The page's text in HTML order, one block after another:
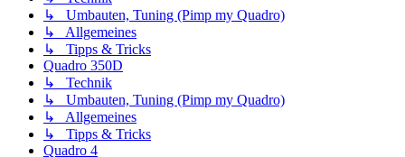
↳ Umbauten, Tuning (Pimp my Quadro)
↳ Allgemeines
↳ Tipps & Tricks
Quadro 350D
↳ Technik
↳ Umbauten, Tuning (Pimp my Quadro)
↳ Allgemeines
↳ Tipps & Tricks
Quadro 4